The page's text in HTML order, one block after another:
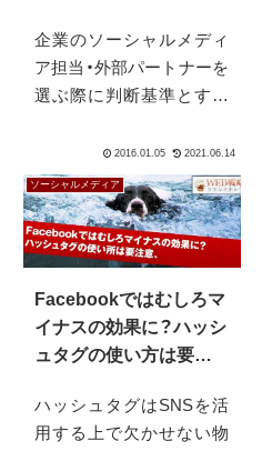
企業のソーシャルメディ
ア担当・外部パートナーを
選ぶ際に判断基準とすべ
しく社内から選ぶ場合で
も求人する場合でも悩ま
しいポイントです。 会社
のFacebookページや
Google+ページ運営、
TwitterやFaceboo...
ソーシャルメディア
Facebookではむしろマ
イナスの効果に？ハッシ
ュタグの使い方は要注
ハッシュタグはSNSを活
用する上で欠かせない物